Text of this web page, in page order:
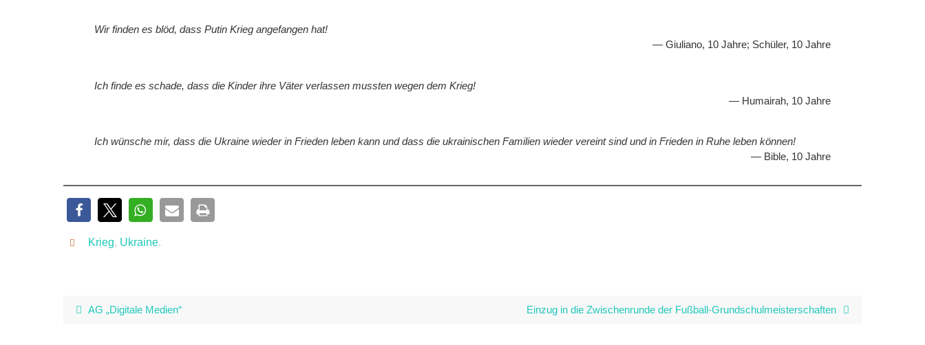
Wir finden es blöd, dass Putin Krieg angefangen hat!
Giuliano, 10 Jahre; Schüler, 10 Jahre
Ich finde es schade, dass die Kinder ihre Väter verlassen mussten wegen dem Krieg!
Humairah, 10 Jahre
Ich wünsche mir, dass die Ukraine wieder in Frieden leben kann und dass die ukrainischen Familien wieder vereint sind und in Frieden in Ruhe leben können!
Bible, 10 Jahre
Krieg, Ukraine.
AG „Digitale Medien“ Einzug in die Zwischenrunde der Fußball-Grundschulmeisterschaften